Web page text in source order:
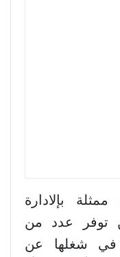
بإلادارة
توفر عدد من
في شغلها عن